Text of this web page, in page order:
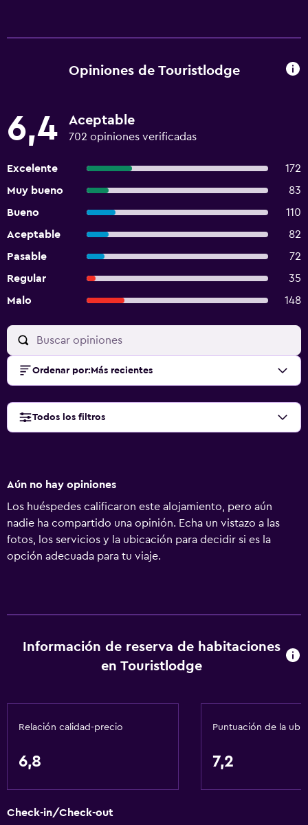
Opiniones de Touristlodge
6,4 Aceptable
702 opiniones verificadas
Excelente
172
Muy bueno
83
Bueno
110
Aceptable
82
Pasable
72
Regular
35
Malo
148
Ordenar por: Más recientes
Todos los filtros
Aún no hay opiniones
Los huéspedes calificaron este alojamiento, pero aún
nadie ha compartido una opinión. Echa un vistazo a las
fotos, los servicios y la ubicación para decidir si es la
opción adecuada para tu viaje.
Información de reserva de habitaciones
en Touristlodge
Relación calidad-precio
6,8
Puntuación de la
7,2
Check-in/Check-out